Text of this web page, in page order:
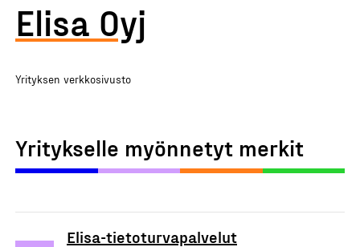
Elisa Oyj
Yrityksen verkkosivusto
Yritykselle myönnetyt merkit
Elisa-tietoturvapalvelut